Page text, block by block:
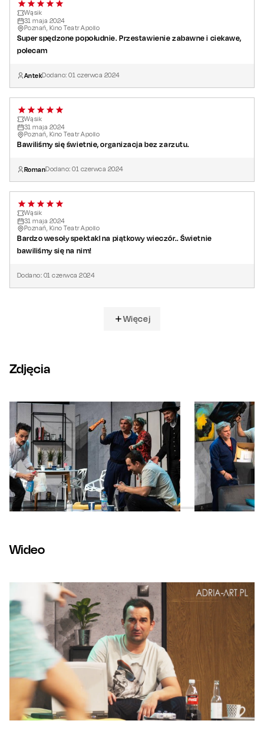
Wąsik
31 maja 2024
Poznań, Kino Teatr Apollo
Super spędzone popołudnie. Przestawienie zabawne i ciekawe,
polecam
AntekDodano:01 czerwca 2024
Wąsik
31 maja 2024
Poznań, Kino Teatr Apollo
Bawiliśmy się świetnie, organizacja bez zarzutu.
RomanDodano:01 czerwca 2024
Wąsik
31 maja 2024
Poznań, Kino Teatr Apollo
Bardzo wesoły spektakl na piątkowy wieczór.. Świetnie
bawiliśmy się na nim!
Dodano: 01 czerwca 2024
Więcej
Zdjęcia
Wideo